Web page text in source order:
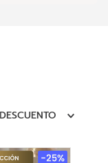
DESCUENTO